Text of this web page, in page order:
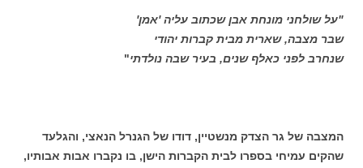
"על שולחני מונחת אבן שכתוב עליה 'אמן'
שבר מצבה, שארית מבית קברות יהודי
שנחרב לפני כאלף שנים, בעיר שבה נולדתי"
המצבה של גר הצדק מנשטיין, דודו של הגנרל הנאצי, והגלעד
שהקים עמיחי בספרו לבית הקברות הישן, בו נקברו אבות אבותיו,